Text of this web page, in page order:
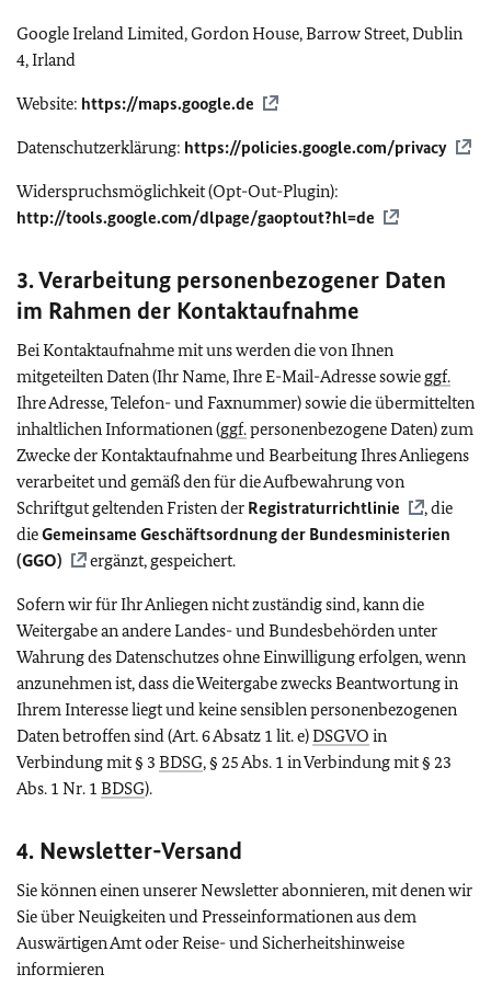
Google Ireland Limited, Gordon House, Barrow Street, Dublin
4, Irland
Website: https://maps.google.de
Datenschutzerklärung: https://policies.google.com/privacy
Widerspruchsmöglichkeit (Opt-Out-Plugin):
http://tools.google.com/dlpage/gaoptout?hl=de
3. Verarbeitung personenbezogener Daten
im Rahmen der Kontaktaufnahme
Bei Kontaktaufnahme mit uns werden die von Ihnen
mitgeteilten Daten (Ihr Name, Ihre E-Mail-Adresse sowie ggf.
Ihre Adresse, Telefon- und Faxnummer) sowie die übermittelten
inhaltlichen Informationen (ggf.personenbezogene Daten) zum
Zwecke der Kontaktaufnahme und Bearbeitung Ihres Anliegens
verarbeitet und gemäß den für die Aufbewahrung von
Schriftgut geltenden Fristen der Registraturrichtlinie
, die
dieGemeinsame Geschäftsordnung der Bundesministerien
(GGO)
ergänzt, gespeichert.
Sofern wir für Ihr Anliegen nicht zuständig sind, kann die
Weitergabe an andere Landes- und Bundesbehörden unter
Wahrung des Datenschutzes ohne Einwilligung erfolgen, wenn
anzunehmen ist, dass die Weitergabe zwecks Beantwortung in
Ihrem Interesse liegt und keine sensiblen personenbezogenen
Daten betroffen sind (Art. 6 Absatz 1 lit. e)DSGVO in
Verbindung mit § 3 BDSG, § 25 Abs. 1 in Verbindung mit § 23
Abs. 1 Nr. 1 BDSG).
4. Newsletter-Versand
Sie können einen unserer Newsletter abonnieren, mit denen wir
Sie über Neuigkeiten und Presseinformationen aus dem
Auswärtigen Amt oder Reise- und Sicherheitshinweise
informieren